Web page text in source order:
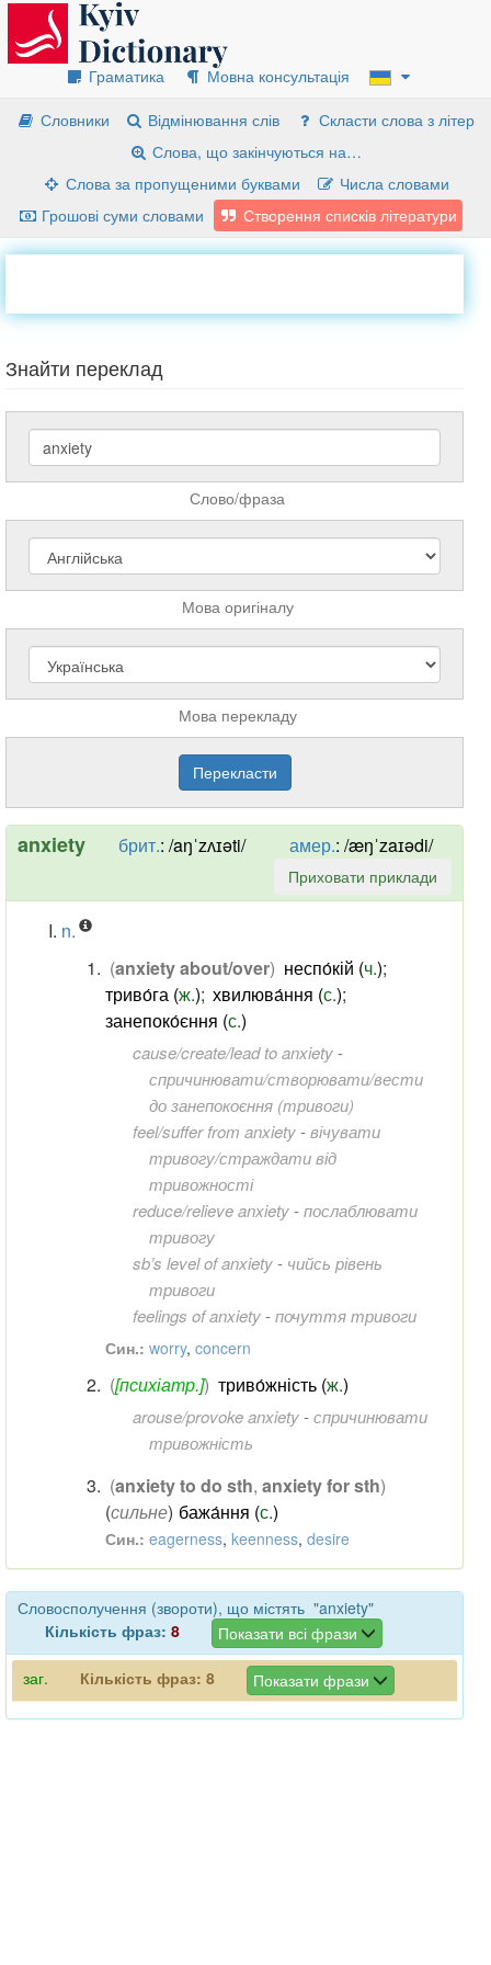
Граматика
Мовна консультація
Словники
Відмінювання слів
Скласти слова з літер
Слова, що закінчуються на…
Слова за пропущеними буквами
Числа словами
Грошові суми словами
Створення списків літератури
Знайти переклад
Слово/фраза
Мова оригіналу
Мова перекладу
anxiety брит.: /aŋˈzʌɪəti/ амер.: /æŋˈzaɪədi/
Приховати приклади
n.
(anxiety about/over) неспо́кій (ч.);
триво́га (ж.); хвилюва́ння (с.);
занепоко́єння (с.)
cause/create/lead to anxiety-
спричинювати/створювати/вести
до занепокоєння (тривоги)
feel/suffer from anxiety-вічувати
тривогу/страждати від
тривожності
reduce/relieve anxiety-послаблювати
тривогу
sb’s level of anxiety- чийсь рівень
тривоги
feelings of anxiety-почуття тривоги
Син.: worry, concern
([психіатр.]) триво́жність (ж.)
arouse/provoke anxiety-спричинювати
тривожність
(anxiety to do sth, anxiety for sth)
(сильне) бажа́ння (с.)
Син.: eagerness, keenness, desire
Словосполучення (звороти), що містять "anxiety"
Кількість фраз: 8 Показати всі фрази
заг. Кількість фраз: 8 Показати фрази